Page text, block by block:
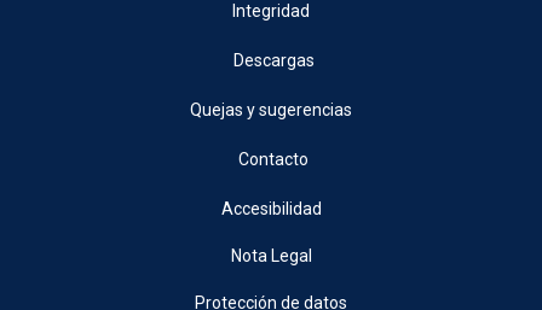
Integridad
Descargas
Quejas y sugerencias
Contacto
Accesibilidad
Nota Legal
Protección de datos